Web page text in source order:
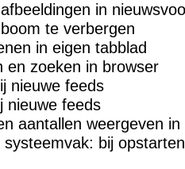
in
te verbergen
in eigen tabblad
en zoeken in browser
nieuwe feeds
nieuwe feeds
aantallen weergeven
bij